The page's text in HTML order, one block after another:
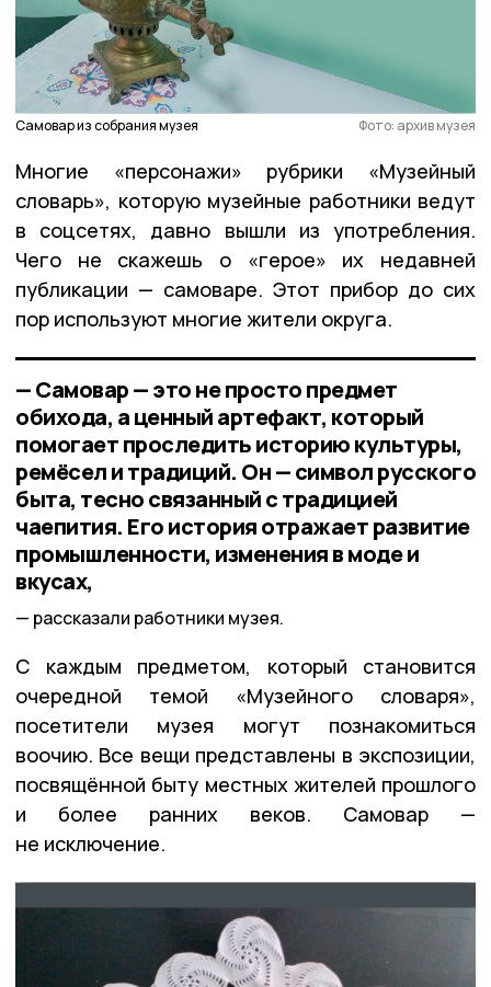
Самовар из собрания музея Фото: архив музея
Многие «персонажи» рубрики «Музейный
словарь», которую музейные работники ведут
в соцсетях, давно вышли из употребления.
Чего не скажешь о «герое» их недавней
публикации — самоваре. Этот прибор до сих
пор используют многие жители округа.
— Самовар — это не просто предмет
обихода, а ценный артефакт, который
помогает проследить историю культуры,
ремёсел и традиций. Он — символ русского
быта, тесно связанный с традицией
чаепития. Его история отражает развитие
промышленности, изменения в моде и
вкусах,
рассказали работники музея.
С каждым предметом, который становится
очередной темой «Музейного словаря»,
посетители музея могут познакомиться
воочию. Все вещи представлены в экспозиции,
посвящённой быту местных жителей прошлого
и более ранних веков. Самовар —
не исключение.